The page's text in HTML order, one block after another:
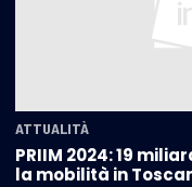
ATTUALITÀ
PRIIM 2024: 19
la mobilità in